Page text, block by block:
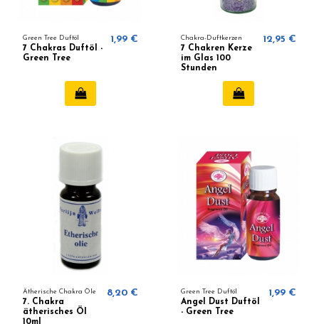
Green Tree Duftöl
7 Chakras Duftöl -
Green Tree
1,99 € Chakra-Duftkerzen
7 Chakren Kerze
im Glas 100
Stunden
12,95 €
Ätherische Chakra Öle
7. Chakra
ätherisches Öl
10ml
8,20 € Green Tree Duftöl
Angel Dust Duftöl
- Green Tree
1,99 €